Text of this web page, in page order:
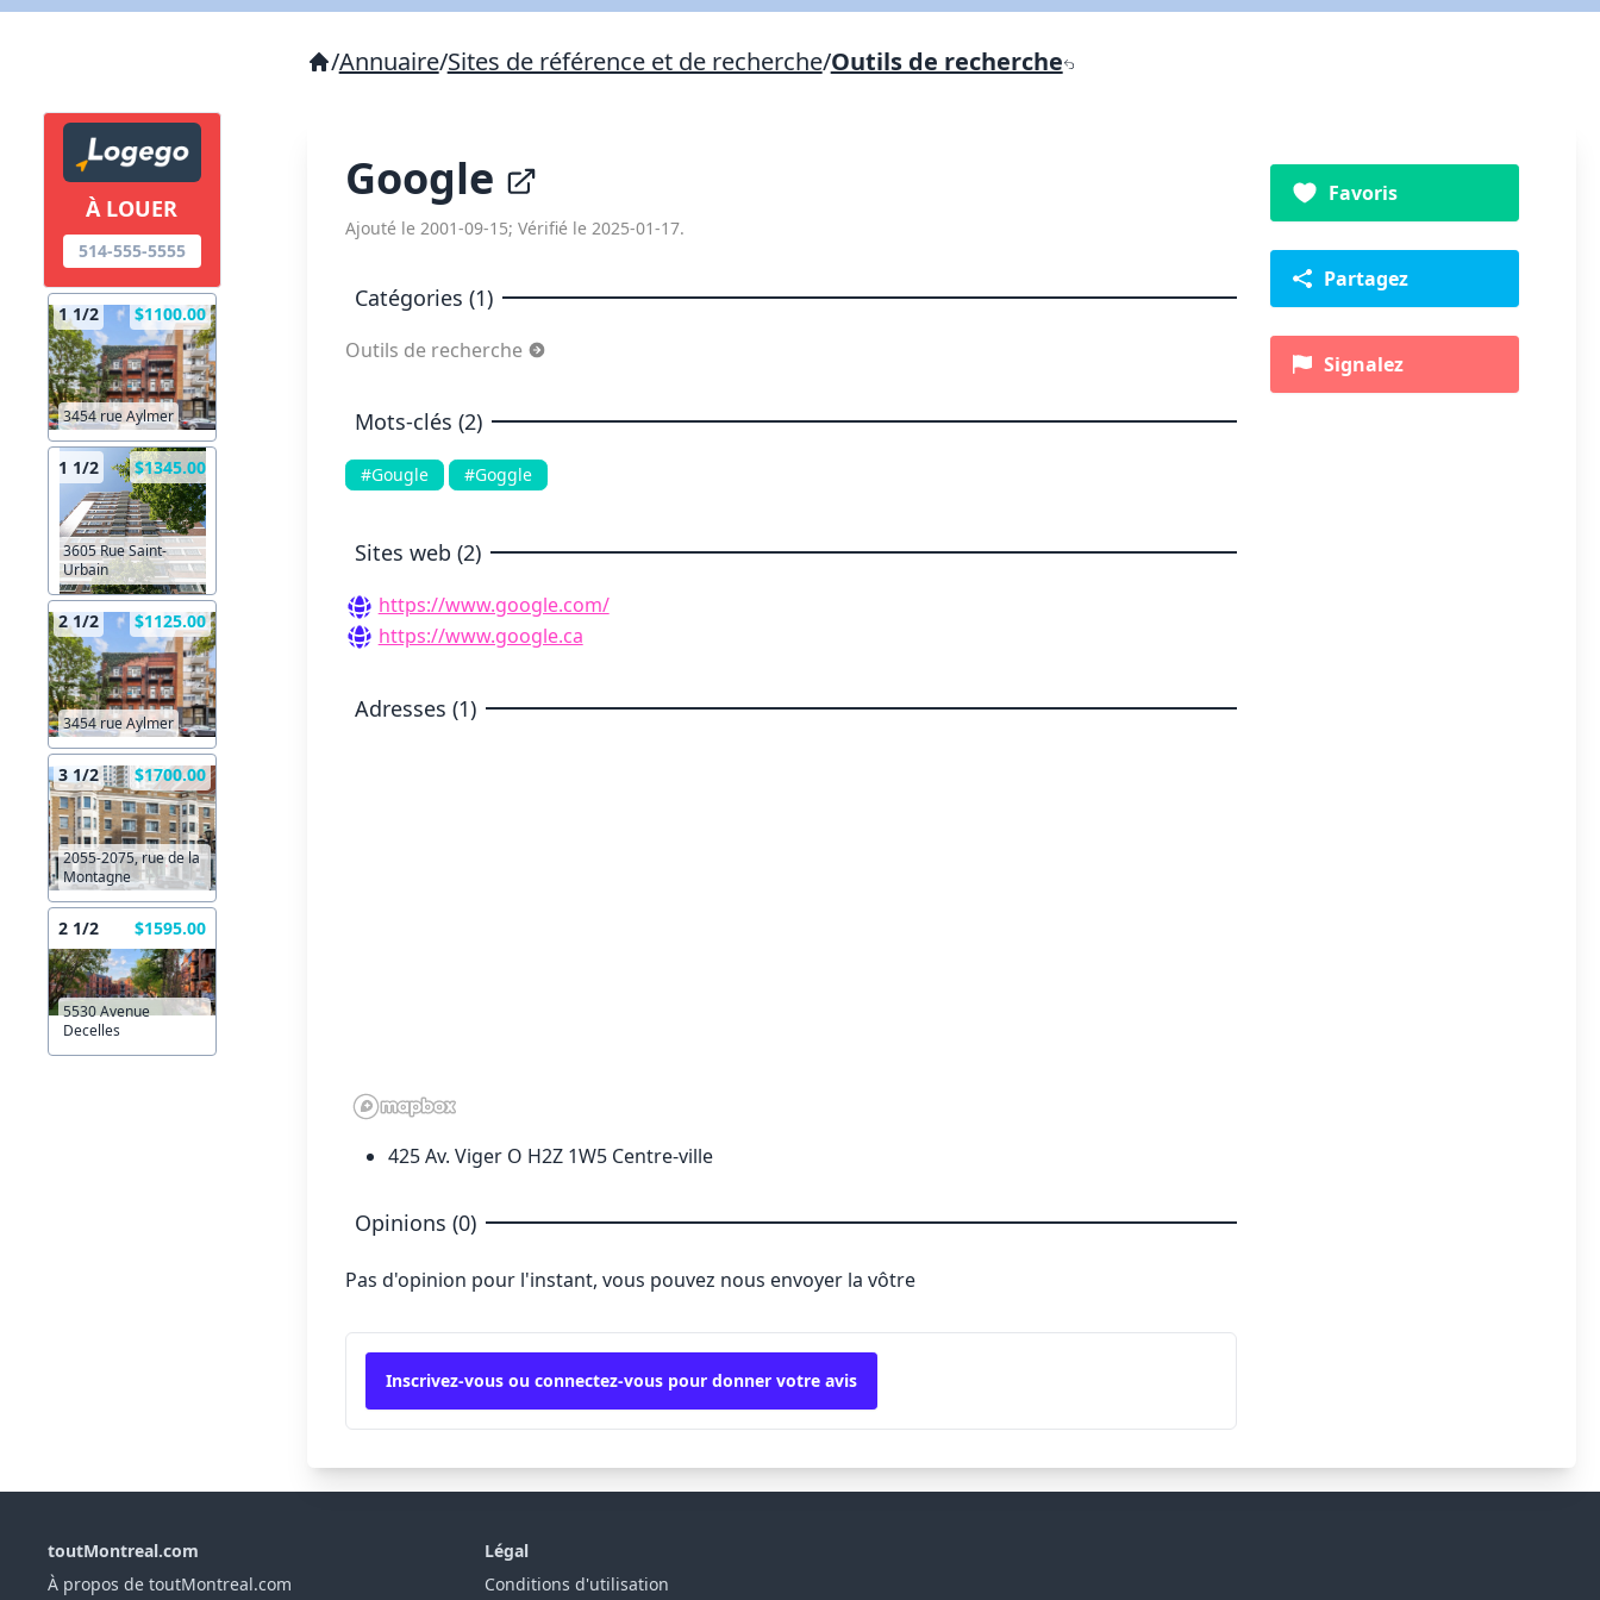
À LOUER
514-555-5555
1 1/2 $1100.00
3454 rue Aylmer
1 1/2 $1345.00
3605 Rue Saint-
Urbain
2 1/2 $1125.00
3454 rue Aylmer
3 1/2 $1700.00
2055-2075, rue de la
Montagne
2 1/2 $1595.00
5530 Avenue
Decelles
/Annuaire/Sites de référence et de recherche/Outils de recherche
Google
Ajouté le 2001-09-15; Vérifié le 2025-01-17.
Catégories (1)
Outils de recherche
Mots-clés (2)
#Gougle #Goggle
Sites web (2)
https://www.google.com/
https://www.google.ca
Adresses (1)
425 Av. Viger O H2Z 1W5 Centre-ville
Opinions (0)
Pas d'opinion pour l'instant, vous pouvez nous envoyer la vôtre
Inscrivez-vous ou connectez-vous pour donner votre avis
Favoris
Partagez
Signalez
toutMontreal.com
À propos de toutMontreal.com
Légal
Conditions d'utilisation
X Fermer Envoyez